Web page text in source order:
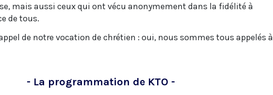
mais aussi ceux qui ont vécu anonymement dans la fidélité à
de tous.
de notre vocation de chrétien : oui, nous sommes tous appelés à
- La programmation de KTO -